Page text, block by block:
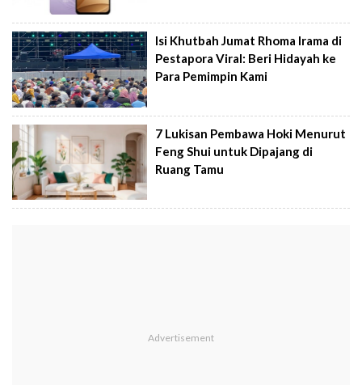
Isi Khutbah Jumat Rhoma Irama di
Pestapora Viral: Beri Hidayah ke
Para Pemimpin Kami
7 Lukisan Pembawa Hoki Menurut
Feng Shui untuk Dipajang di
Ruang Tamu